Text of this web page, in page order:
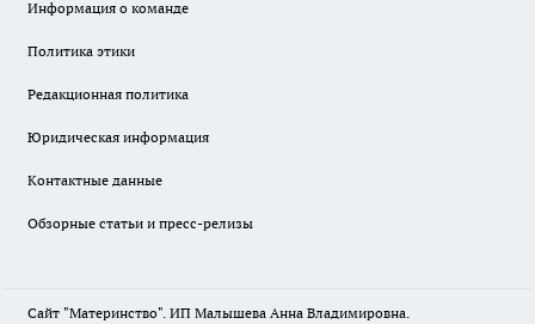
Информация о команде
Политика этики
Редакционная политика
Юридическая информация
Контактные данные
Обзорные статьи и пресс-релизы
Сайт "Материнство". ИП Малышева Анна Владимировна.